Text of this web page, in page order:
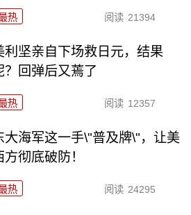
热 阅读 21394
利坚亲自下场救日元，结果
？回弹后又蔫了
热 阅读 12357
大海军这一手\"普及牌\"，让美
方彻底破防！
热 阅读 24295